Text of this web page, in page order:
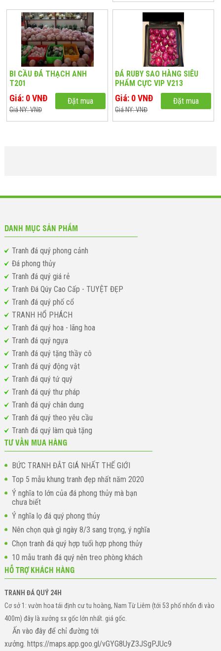
BI CẦU ĐÁ THẠCH ANH
T201
Giá: 0 VNĐ
Giá NY: VNĐ
Đặt mua
ĐÁ RUBY SAO HÀNG SIÊU
PHẨM CỰC VIP V213
Giá: 0 VNĐ
Giá NY: VNĐ
Đặt mua
DANH MỤC SẢN PHẨM
Tranh đá quý phong cảnh
Đá phong thủy
Tranh đá quý giá rẻ
Tranh Đá Qúy Cao Cấp - TUYỆT ĐẸP
Tranh đá quý phố cổ
TRANH HỔ PHÁCH
Tranh đá quý hoa - lãng hoa
Tranh đá quý ngựa
Tranh đá quý tặng thầy cô
Tranh đá quý động vật
Tranh đá quý tứ quý
Tranh đá quý thư pháp
Tranh đá quý chân dung
Tranh đá quý theo yêu cầu
Tranh đá quý làm quà tặng
TƯ VẤN MUA HÀNG
BỨC TRANH ĐẮT GIÁ NHẤT THẾ GIỚI
Top 5 mẫu khung tranh đẹp nhất năm 2020
Ý nghĩa to lớn của đá phong thủy mà bạn
chưa biết
Ý nghĩa lọ đá quý phong thủy
Nên chọn quà gì ngày 8/3 sang trọng, ý nghĩa
Chọn tranh đá quý hợp tuổi hợp phong thủy
10 mẫu tranh đá quý nên treo phòng khách
HỖ TRỢ KHÁCH HÀNG
TRANH ĐÁ QUÝ 24H
Cơ sở 1: vườn hoa tái định cư tu hoàng, Nam Từ Liêm (tới 53 phố nhổn đi vào
400m) đây là xưởng sx gốc lớn nhất. giá gốc.
Ấn vào đây để chỉ đường tới
xưởng. https://maps.app.goo.gl/vGYG8UyZ3JSgPJUc9